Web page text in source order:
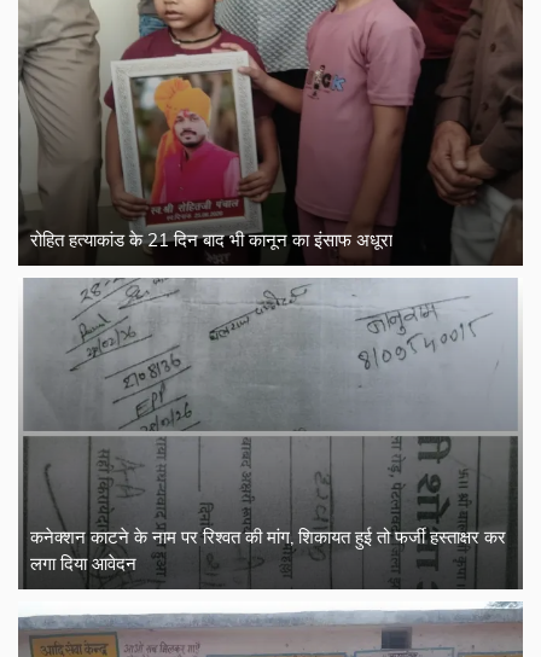
रोहित हत्याकांड के 21 दिन बाद भी कानून का इंसाफ अधूरा
कनेक्शन काटने के नाम पर रिश्वत की मांग, शिकायत हुई तो फर्जी हस्ताक्षर कर
लगा दिया आवेदन